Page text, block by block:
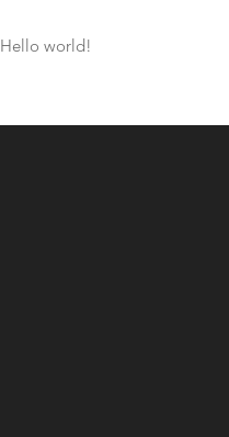
Hello world!